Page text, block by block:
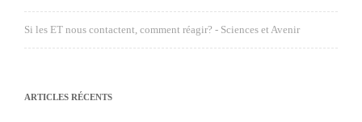
Si les ET nous contactent, comment réagir? - Sciences et Avenir
ARTICLES RÉCENTS